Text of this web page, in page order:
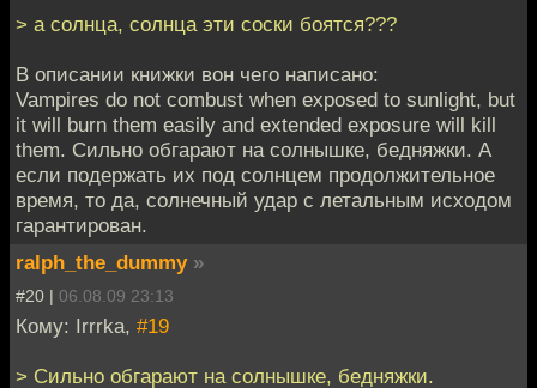
> а солнца, солнца эти соски боятся???
В описании книжки вон чего написано:
Vampires do not combust when exposed to sunlight, but
it will burn them easily and extended exposure will kill
them. Сильно обгарают на солнышке, бедняжки. А
если подержать их под солнцем продолжительное
время, то да, солнечный удар с летальным исходом
гарантирован.
ralph_the_dummy »
#20 | 06.08.09 23:13
Кому: Irrrka, #19
> Сильно обгарают на солнышке, бедняжки.